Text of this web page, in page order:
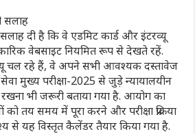
सलाह
दी है कि वे एडमिट कार्ड और इंटरव्यू
वेबसाइट नियमित रूप से देखते रहें.
चल रहे हैं, वे अपने सभी आवश्यक दस्तावेज
मुख्य परीक्षा-2025 से जुड़े न्यायालयीन
भी जरूरी बताया गया है. आयोग का
तय समय में पूरा करने और परीक्षा प्रक्रिया
से यह विस्तृत कैलेंडर तैयार किया गया है.